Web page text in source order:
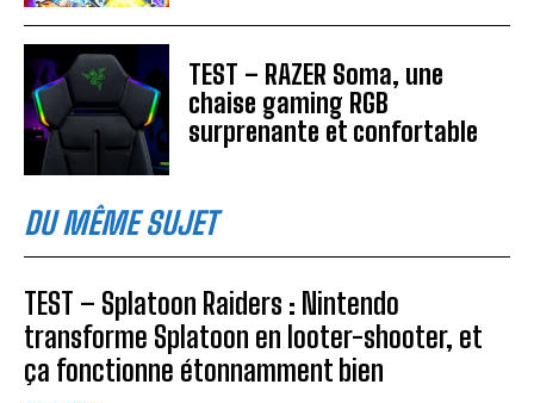
TEST – RAZER Soma, une
chaise gaming RGB
surprenante et confortable
DU MÊME SUJET
TEST – Splatoon Raiders : Nintendo
transforme Splatoon en looter-shooter, et
ça fonctionne étonnamment bien